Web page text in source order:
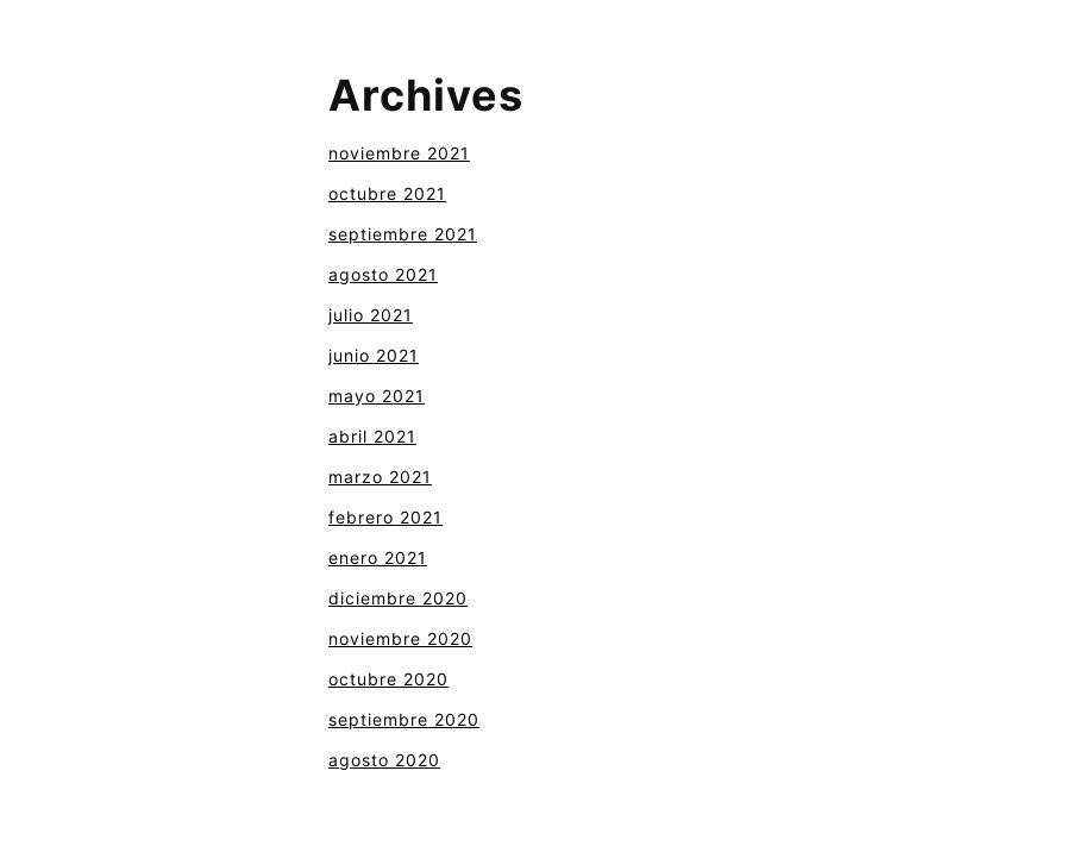
Archives
noviembre 2021
octubre 2021
septiembre 2021
agosto 2021
julio 2021
junio 2021
mayo 2021
abril 2021
marzo 2021
febrero 2021
enero 2021
diciembre 2020
noviembre 2020
octubre 2020
septiembre 2020
agosto 2020